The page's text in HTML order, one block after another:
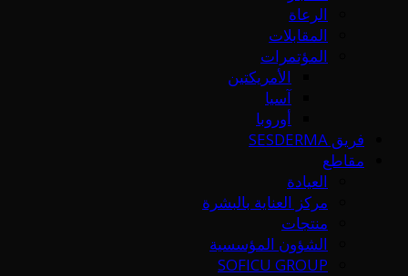
الرعاة
المقابلات
المؤتمرات
الأمريكتين
آسيا
أوروبا
فريق SESDERMA
مقاطع
العيادة
مركز العناية بالبشرة
منتجات
الشؤون المؤسسية
SOFICU GROUP